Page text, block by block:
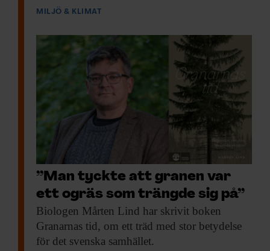
MILJÖ & KLIMAT
”Man tyckte att granen var
ett ogräs som trängde sig på”
Biologen Mårten Lind har skrivit boken
Granarnas tid, om ett träd med stor betydelse
för det svenska samhället.